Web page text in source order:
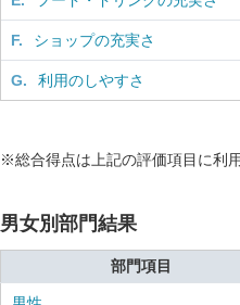
F. ショップの充実さ
G. 利用のしやすさ
※総合得点は上記の評価項目に利
男女別部門結果
部門項目